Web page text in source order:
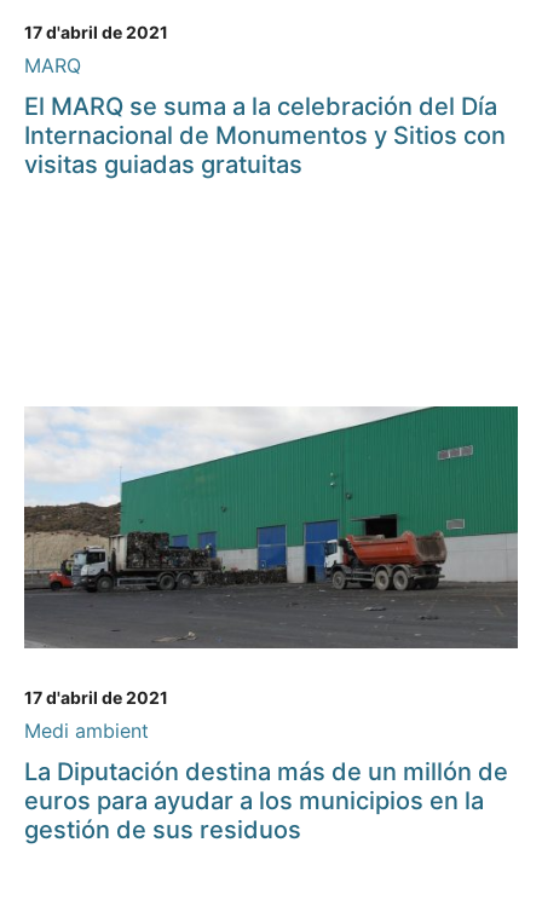
17 d'abril de 2021
MARQ
El MARQ se suma a la celebración del Día
Internacional de Monumentos y Sitios con
visitas guiadas gratuitas
17 d'abril de 2021
Medi ambient
La Diputación destina más de un millón de
euros para ayudar a los municipios en la
gestión de sus residuos